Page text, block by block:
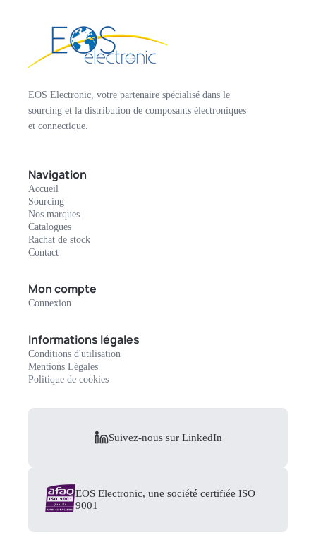
EOS Electronic, votre partenaire spécialisé dans le
sourcing et la distribution de composants électroniques
et connectique.
Navigation
Accueil
Sourcing
Nos marques
Catalogues
Rachat de stock
Contact
Mon compte
Connexion
Informations légales
Conditions d'utilisation
Mentions Légales
Politique de cookies
Suivez-nous sur LinkedIn
EOS Electronic, une société certifiée ISO
9001